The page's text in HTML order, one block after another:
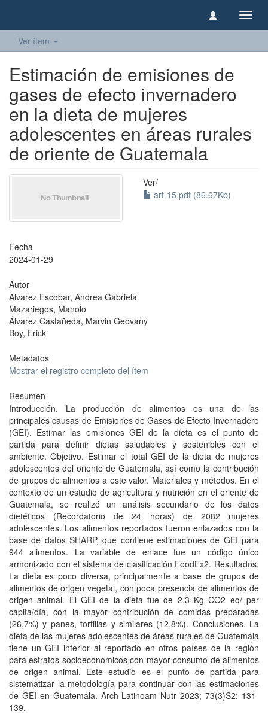
Ver ítem
Estimación de emisiones de
gases de efecto invernadero
en la dieta de mujeres
adolescentes en áreas rurales
de oriente de Guatemala
Ver/
art-15.pdf (86.67Kb)
Fecha
2024-01-29
Autor
Alvarez Escobar, Andrea Gabriela
Mazariegos, Manolo
Álvarez Castañeda, Marvin Geovany
Boy, Erick
Metadatos
Mostrar el registro completo del ítem
Resumen
Introducción. La producción de alimentos es una de las
principales causas de Emisiones de Gases de Efecto Invernadero
(GEI). Estimar las emisiones GEI de la dieta es el punto de
partida para definir dietas saludables y sostenibles con el
ambiente. Objetivo. Estimar el total GEI de la dieta de mujeres
adolescentes del oriente de Guatemala, así como la contribución
de grupos de alimentos a este valor. Materiales y métodos. En el
contexto de un estudio de agricultura y nutrición en el oriente de
Guatemala, se realizó un análisis secundario de los datos
dietéticos (Recordatorio de 24 horas) de 2082 mujeres
adolescentes. Los alimentos reportados fueron enlazados con la
base de datos SHARP, que contiene estimaciones de GEI para
944 alimentos. La variable de enlace fue un código único
armonizado con el sistema de clasificación FoodEx2. Resultados.
La dieta es poco diversa, principalmente a base de grupos de
alimentos de origen vegetal, con poca presencia de alimentos de
origen animal. El GEI de la dieta fue de 2,3 Kg CO2 eq/ per
cápita/día, con la mayor contribución de comidas preparadas
(26,7%) y panes, tortillas y similares (12,8%). Conclusiones. La
dieta de las mujeres adolescentes de áreas rurales de Guatemala
tiene un GEI inferior al reportado en otros países de la región
para estratos socioeconómicos con mayor consumo de alimentos
de origen animal. Este estudio es el punto de partida para
sistematizar la metodología para continuar con las estimaciones
de GEI en Guatemala. Arch Latinoam Nutr 2023; 73(3)S2: 131-
139.